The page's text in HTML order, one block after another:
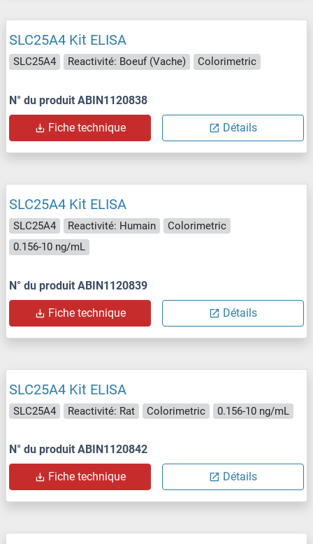
SLC25A4 Kit ELISA
SLC25A4 Reactivité: Boeuf (Vache) Colorimetric
N° du produit ABIN1120838
Fiche technique Détails
SLC25A4 Kit ELISA
SLC25A4 Reactivité: Humain
Colorimetric
0.156-10 ng/mL
N° du produit ABIN1120839
Fiche technique Détails
SLC25A4 Kit ELISA
SLC25A4 Reactivité: Rat Colorimetric 0.156-10 ng/mL
N° du produit ABIN1120842
Fiche technique Détails